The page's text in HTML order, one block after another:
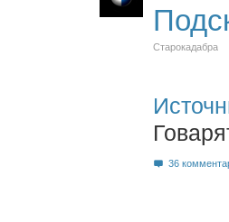
Старокадабра
36